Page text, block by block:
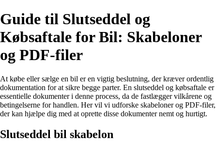
Guide til Slutseddel og
Købsaftale for Bil: Skabeloner
og PDF-filer
At købe eller sælge en bil er en vigtig beslutning, der kræver ordentlig
dokumentation for at sikre begge parter. En slutseddel og købsaftale er
essentielle dokumenter i denne process, da de fastlægger vilkårene og
betingelserne for handlen. Her vil vi udforske skabeloner og PDF-filer,
der kan hjælpe dig med at oprette disse dokumenter nemt og hurtigt.
Slutseddel bil skabelon